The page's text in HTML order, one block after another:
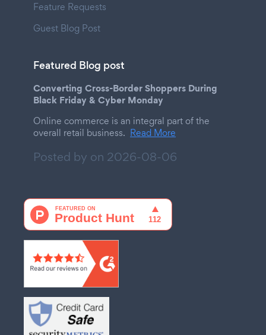
Feature Requests
Guest Blog Post
Featured Blog post
Converting Cross-Border Shoppers During
Black Friday & Cyber Monday
Online commerce is an integral part of the
overall retail business. Read More
Posted by on 2026-08-06